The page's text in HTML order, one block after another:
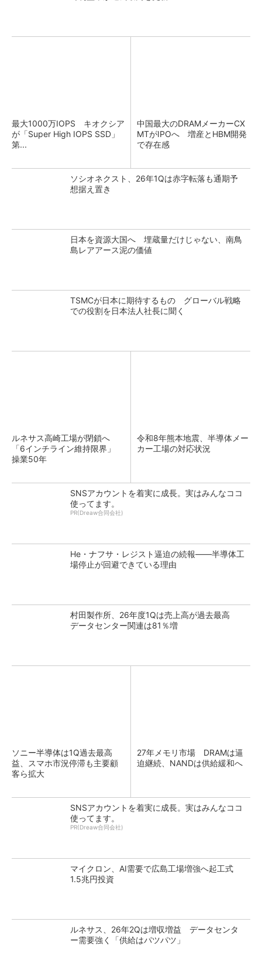
最大1000万IOPS キオクシア
が「Super High IOPS SSD」
第...
中国最大のDRAMメーカーCX
MTがIPOへ 増産とHBM開発
で存在感
ソシオネクスト、26年1Qは赤字転落も通期予
想据え置き
日本を資源大国へ 埋蔵量だけじゃない、南鳥
島レアアース泥の価値
TSMCが日本に期待するもの グローバル戦略
での役割を日本法人社長に聞く
ルネサス高崎工場が閉鎖へ
「6インチライン維持限界」
操業50年
令和8年熊本地震、半導体メー
カー工場の対応状況
SNSアカウントを着実に成長。実はみんなココ
使ってます。
PR(Dreaw合同会社)
He・ナフサ・レジスト逼迫の続報――半導体工
場停止が回避できている理由
村田製作所、26年度1Qは売上高が過去最高
データセンター関連は81％増
ソニー半導体は1Q過去最高
益、スマホ市況停滞も主要顧
客ら拡大
27年メモリ市場 DRAMは逼
迫継続、NANDは供給緩和へ
SNSアカウントを着実に成長。実はみんなココ
使ってます。
PR(Dreaw合同会社)
マイクロン、AI需要で広島工場増強へ起工式
1.5兆円投資
ルネサス、26年2Qは増収増益 データセンタ
ー需要強く「供給はパツパツ」